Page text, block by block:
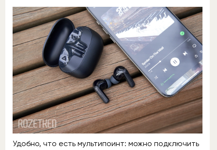
Удобно, что есть мультипоинт: можно подключить